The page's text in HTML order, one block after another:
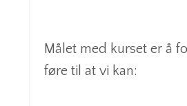
Målet med kurset er å
føre til at vi kan: